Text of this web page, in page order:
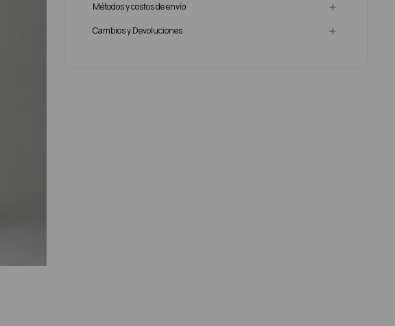
Métodos y costos de envío
Cambios y Devoluciones